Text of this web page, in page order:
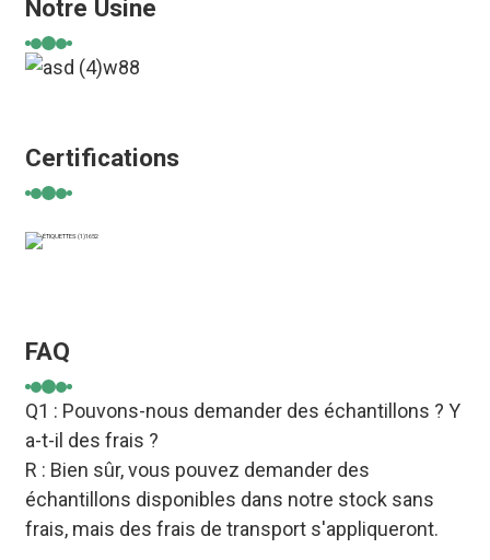
Notre Usine
Certifications
FAQ
Q1 : Pouvons-nous demander des échantillons ? Y
a-t-il des frais ?
R : Bien sûr, vous pouvez demander des
échantillons disponibles dans notre stock sans
frais, mais des frais de transport s'appliqueront.